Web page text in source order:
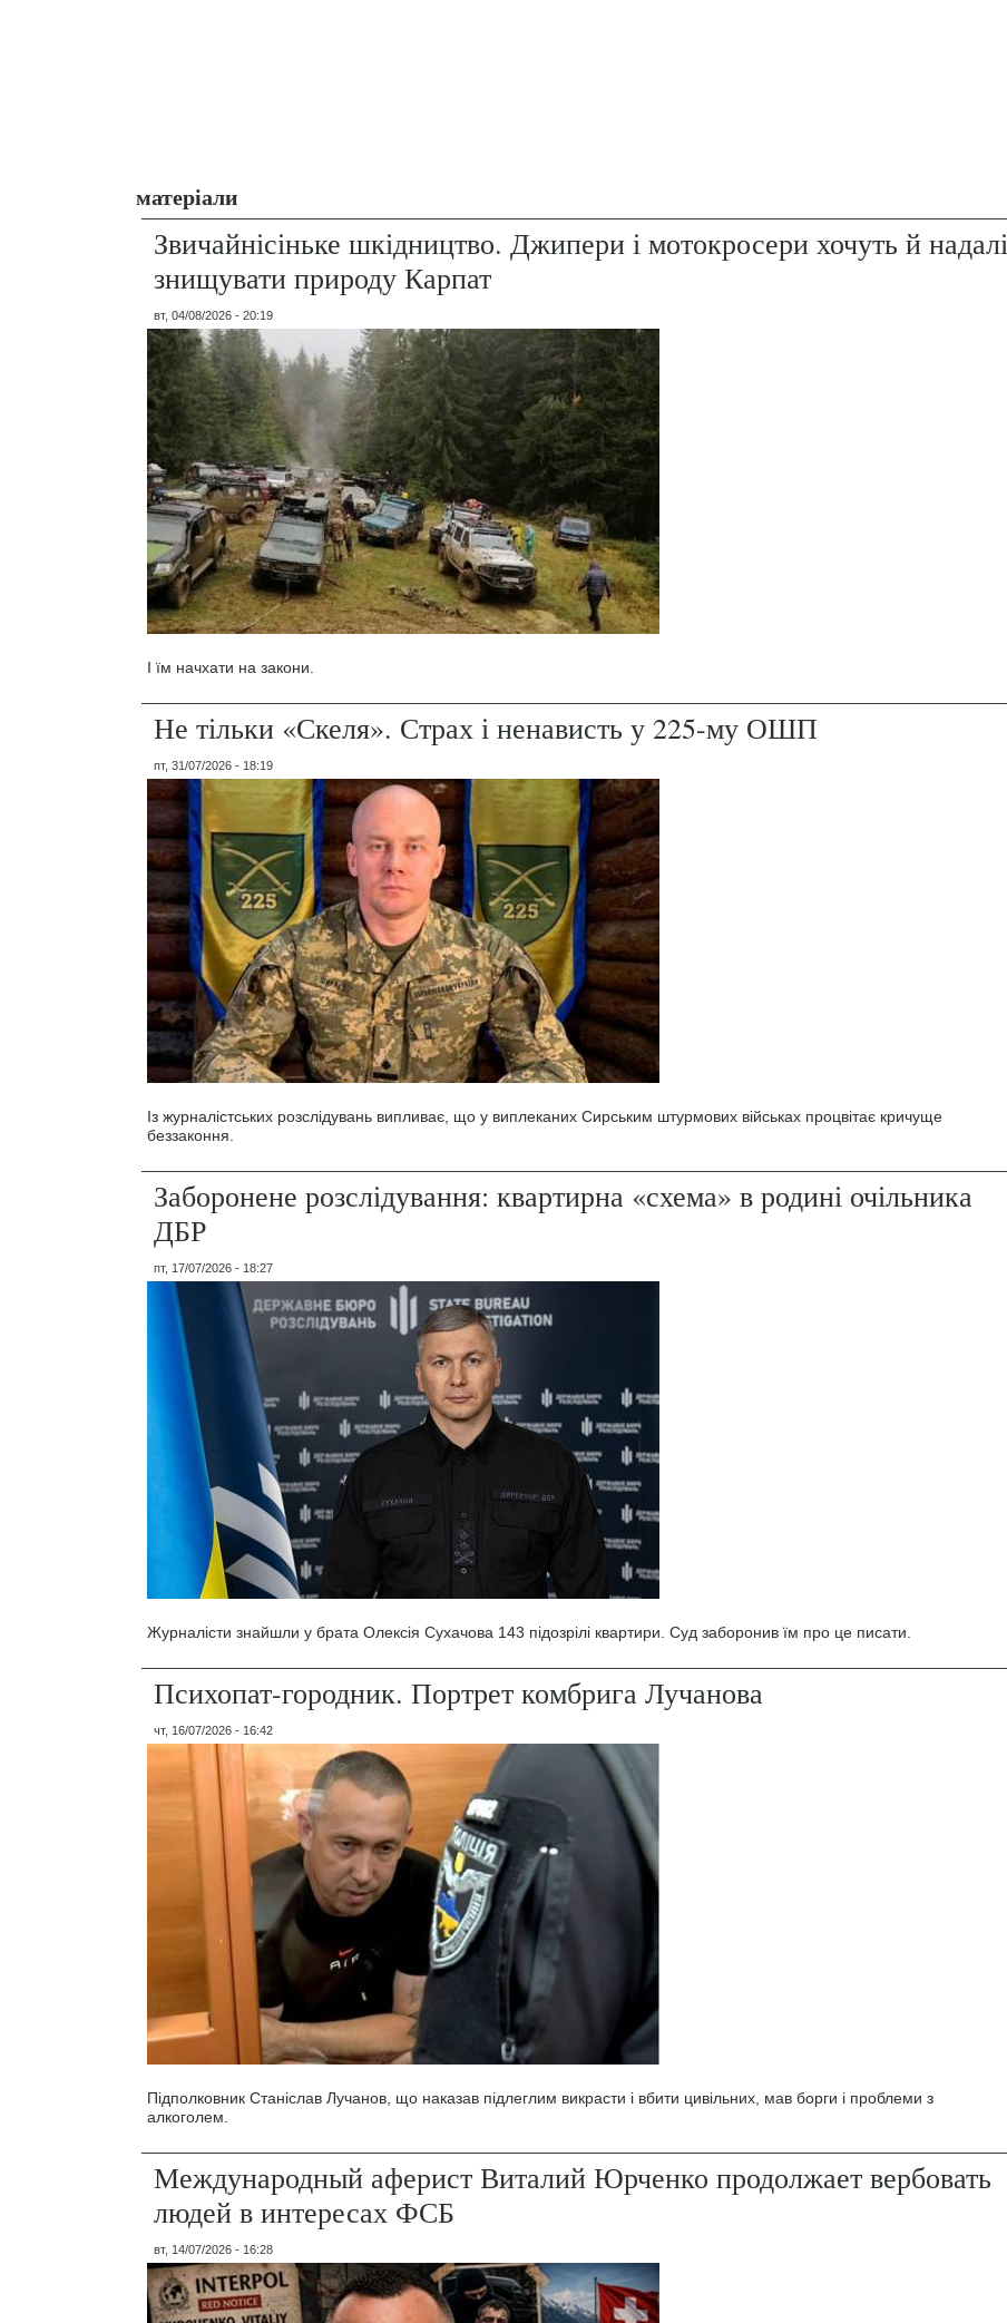
матеріали
Звичайнісіньке шкідництво. Джипери і мотокросери хочуть й надалі
знищувати природу Карпат
вт, 04/08/2026 - 20:19
І їм начхати на закони.
Не тільки «Скеля». Страх і ненависть у 225-му ОШП
пт, 31/07/2026 - 18:19
Із журналістських розслідувань випливає, що у виплеканих Сирським штурмових військах процвітає кричуще
беззаконня.
Заборонене розслідування: квартирна «схема» в родині очільника
ДБР
пт, 17/07/2026 - 18:27
Журналісти знайшли у брата Олексія Сухачова 143 підозрілі квартири. Суд заборонив їм про це писати.
Психопат-городник. Портрет комбрига Лучанова
чт, 16/07/2026 - 16:42
Підполковник Станіслав Лучанов, що наказав підлеглим викрасти і вбити цивільних, мав борги і проблеми з
алкоголем.
Международный аферист Виталий Юрченко продолжает вербовать
людей в интересах ФСБ
вт, 14/07/2026 - 16:28